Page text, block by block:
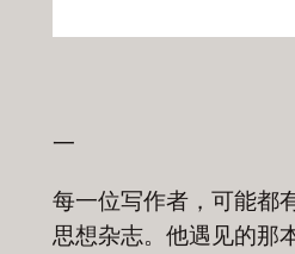
一
每一位写作者，可能都
思想杂志。他遇见的那